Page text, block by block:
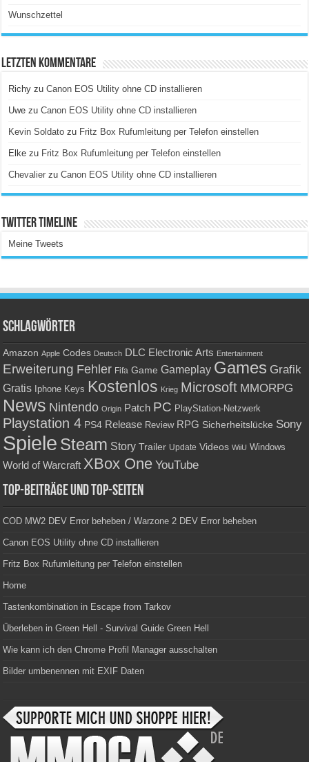
Wunschzettel
Letzten Kommentare
Richy zuCanon EOS Utility ohne CD installieren
Uwe zuCanon EOS Utility ohne CD installieren
Kevin Soldato zu Fritz Box Rufumleitung per Telefon einstellen
Elke zu Fritz Box Rufumleitung per Telefon einstellen
Chevalier zuCanon EOS Utility ohne CD installieren
Twitter Timeline
Meine Tweets
Schlagwörter
Amazon Apple Codes Deutsch DLC Electronic Arts Entertainment
Erweiterung Fehler Fifa Game Gameplay Games Grafik
Gratis Iphone Keys Kostenlos Krieg Microsoft MMORPG
News Nintendo Origin Patch PC PlayStation-Netzwerk
Playstation 4 PS4 Release Review RPG Sicherheitslücke Sony
Spiele Steam Story Trailer Update Videos WiiU Windows
World of Warcraft XBox One YouTube
Top-Beiträge und Top-Seiten
COD MW2 DEV Error beheben / Warzone 2 DEV Error beheben
Canon EOS Utility ohne CD installieren
Fritz Box Rufumleitung per Telefon einstellen
Home
Tastenkombination in Escape from Tarkov
Überleben in Green Hell - Survival Guide Green Hell
Wie kann ich den Chrome Profil Manager ausschalten
Bilder umbenennen mit EXIF Daten